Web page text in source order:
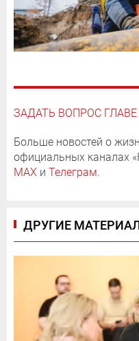
ЗАДАТЬ ВОПРОС
Больше новостей о
официальных каналах
MAX и Телеграм.
ДРУГИЕ